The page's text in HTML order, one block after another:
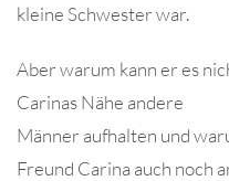
kleine Schwester war.
Aber warum kann er es
Carinas Nähe andere
Männer aufhalten und
Freund Carina auch noch